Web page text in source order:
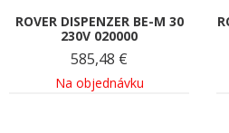
ROVER DISPENZER BE-M 30
230V 020000
585,48 €
Na objednávku